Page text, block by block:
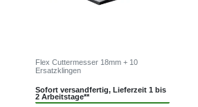
Flex Cuttermesser 18mm + 10
Ersatzklingen
Sofort versandfertig, Lieferzeit 1 bis
2 Arbeitstage**